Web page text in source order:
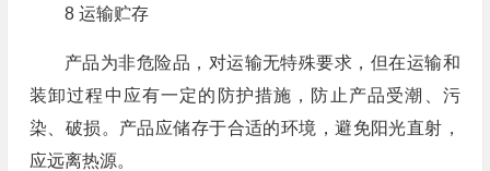
8 运输贮存
产品为非危险品，对运输无特殊要求，但在运输和
装卸过程中应有一定的防护措施，防止产品受潮、污
染、破损。产品应储存于合适的环境，避免阳光直射，
应远离热源。